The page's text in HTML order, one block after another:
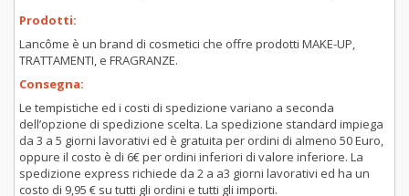
Prodotti:
Lancôme è un brand di cosmetici che offre prodotti MAKE-UP,
TRATTAMENTI, e FRAGRANZE.
Consegna:
Le tempistiche ed i costi di spedizione variano a seconda
dell’opzione di spedizione scelta. La spedizione standard impiega
da 3 a 5 giorni lavorativi ed è gratuita per ordini di almeno 50 Euro,
oppure il costo è di 6€ per ordini inferiori di valore inferiore. La
spedizione express richiede da 2 a a3 giorni lavorativi ed ha un
costo di 9,95 € su tutti gli ordini e tutti gli importi.